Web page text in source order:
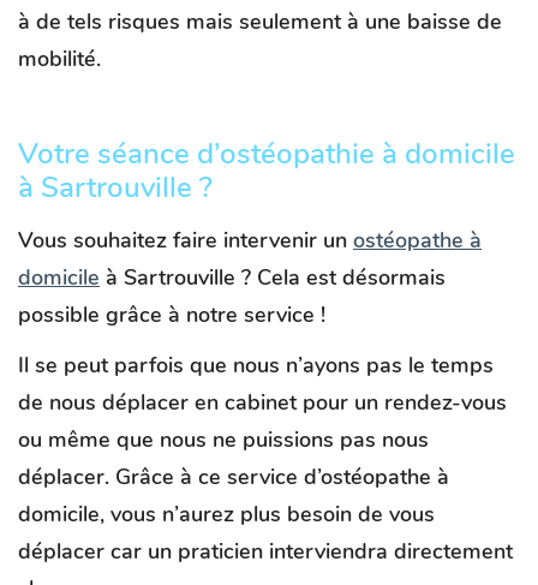
à de tels risques mais seulement à une baisse de
mobilité.
Votre séance d’ostéopathie à domicile
à Sartrouville ?
Vous souhaitez faire intervenir un ostéopathe à
domicile à Sartrouville ? Cela est désormais
possible grâce à notre service !
Il se peut parfois que nous n’ayons pas le temps
de nous déplacer en cabinet pour un rendez-vous
ou même que nous ne puissions pas nous
déplacer. Grâce à ce service d’ostéopathe à
domicile, vous n’aurez plus besoin de vous
déplacer car un praticien interviendra directement